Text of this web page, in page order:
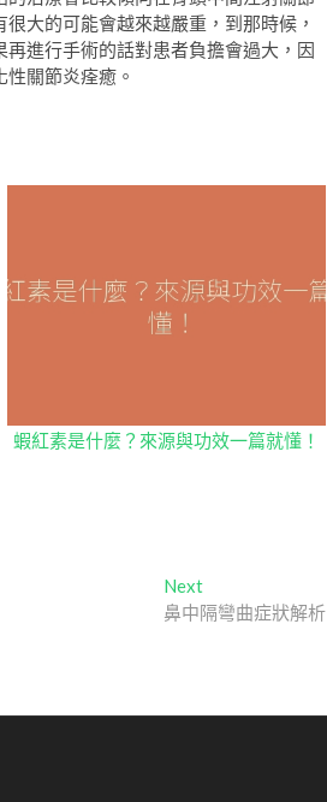
大的可能會越來越嚴重，到那時候，
進行手術的話對患者負擔會過大，因
關節炎痊癒。
蝦紅素是什麼？來源與功效一篇就懂！
NextNext
post:
鼻中隔彎曲症狀解析